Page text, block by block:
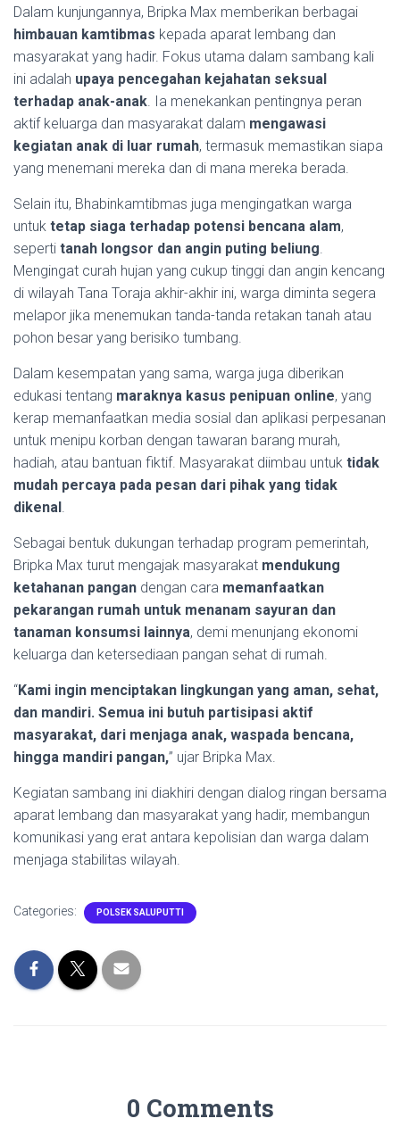
Dalam kunjungannya, Bripka Max memberikan berbagai
himbauan kamtibmas kepada aparat lembang dan
masyarakat yang hadir. Fokus utama dalam sambang kali
ini adalah upaya pencegahan kejahatan seksual
terhadap anak-anak . Ia menekankan pentingnya peran
aktif keluarga dan masyarakat dalam mengawasi
kegiatan anak di luar rumah, termasuk memastikan siapa
yang menemani mereka dan di mana mereka berada.
Selain itu, Bhabinkamtibmas juga mengingatkan warga
untuk tetap siaga terhadap potensi bencana alam,
seperti tanah longsor dan angin puting beliung
Mengingat curah hujan yang cukup tinggi dan angin kencang
di wilayah Tana Toraja akhir-akhir ini, warga diminta segera
melapor jika menemukan tanda-tanda retakan tanah atau
pohon besar yang berisiko tumbang.
Dalam kesempatan yang sama, warga juga diberikan
edukasi tentang maraknya kasus penipuan online, yang
kerap memanfaatkan media sosial dan aplikasi perpesanan
untuk menipu korban dengan tawaran barang murah,
hadiah, atau bantuan fiktif. Masyarakat diimbau untuk tidak
mudah percaya pada pesan dari pihak yang tidak
dikenal
Sebagai bentuk dukungan terhadap program pemerintah,
Bripka Max turut mengajak masyarakat mendukung
ketahanan pangan dengan cara memanfaatkan
pekarangan rumah untuk menanam sayuran dan
tanaman konsumsi lainnya, demi menunjang ekonomi
keluarga dan ketersediaan pangan sehat di rumah.
“Kami ingin menciptakan lingkungan yang aman, sehat,
dan mandiri. Semua ini butuh partisipasi aktif
masyarakat, dari menjaga anak, waspada bencana,
hingga mandiri pangan,” ujar Bripka Max.
Kegiatan sambang ini diakhiri dengan dialog ringan bersama
aparat lembang dan masyarakat yang hadir, membangun
komunikasi yang erat antara kepolisian dan warga dalam
menjaga stabilitas wilayah.
Categories: POLSEK SALUPUTTI
0 Comments